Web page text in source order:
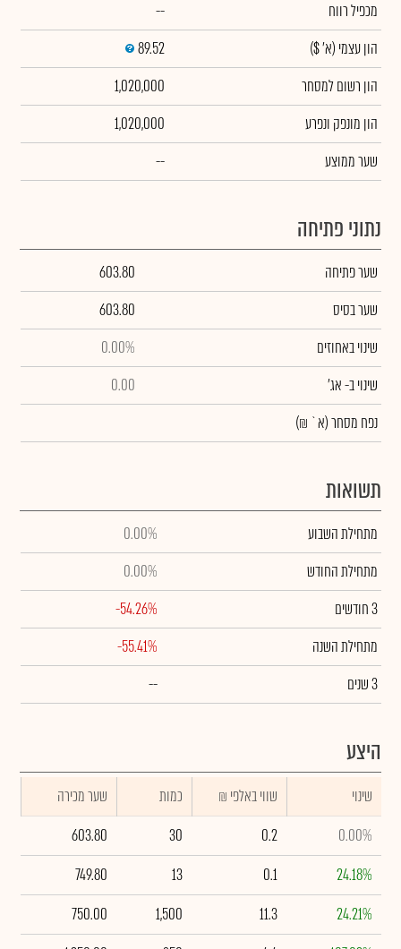
מכפיל רווח
--
הון עצמי (א' $)
89.52
הון רשום למסחר
1,020,000
הון מונפק ונפרע
1,020,000
שער ממוצע
--
נתוני פתיחה
שער פתיחה
603.80
שער בסיס
603.80
שינוי באחוזים
0.00%
שינויב- אג'
0.00
נפח מסחר(א` ₪)
תשואות
מתחילת השבוע
0.00%
מתחילת החודש
0.00%
3 חודשים
-54.26%
מתחילת השנה
-55.41%
3 שנים
--
היצע
שינוי ₪ שווי באלפי כמות
שער מכירה
0.00%
0.2
30
603.80
24.18%
0.1
13
749.80
24.21%
11.3
1,500
750.00